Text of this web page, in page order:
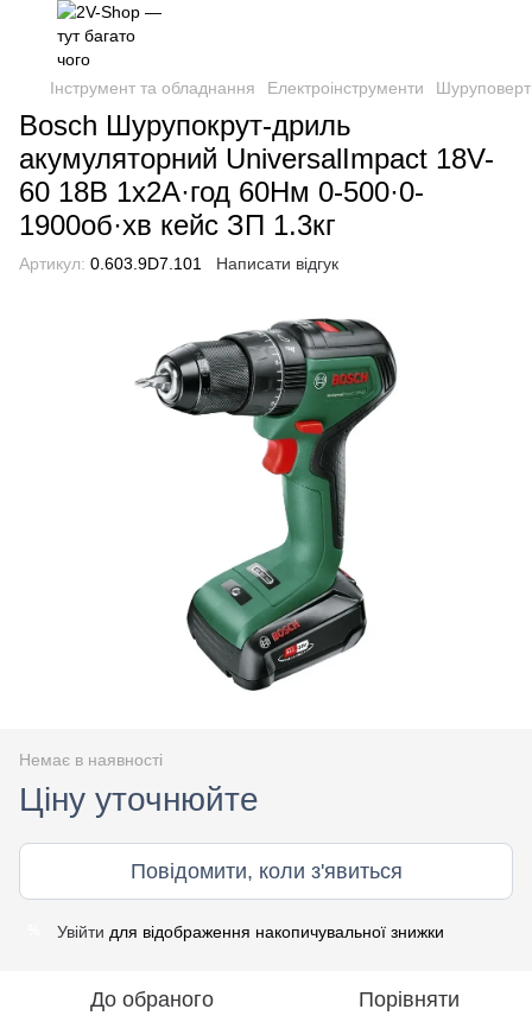
Інструмент та обладнання Електроінструменти
Bosch Шурупокрут-дриль
акумуляторний UniversalImpact 18V-
60 18В 1х2А·год 60Нм 0-500·0-
1900об·хв кейс ЗП 1.3кг
Артикул: 0.603.9D7.101 Написати відгук
Немає в наявності
Ціну уточнюйте
Повідомити, коли з'явиться
Увійти для відображення накопичувальної знижки
До обраного Порівняти